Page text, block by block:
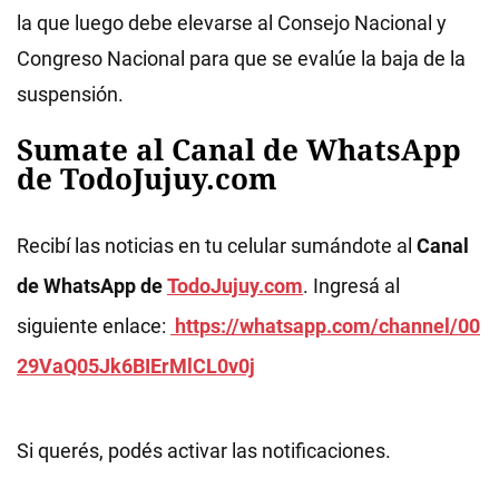
la que luego debe elevarse al Consejo Nacional y
Congreso Nacional para que se evalúe la baja de la
suspensión.
Sumate al Canal de WhatsApp
de TodoJujuy.com
Recibí las noticias en tu celular sumándote al Canal
de WhatsApp deTodoJujuy.com. Ingresá al
siguiente enlace: https://whatsapp.com/channel/00
29VaQ05Jk6BIErMlCL0v0j
Si querés, podés activar las notificaciones.